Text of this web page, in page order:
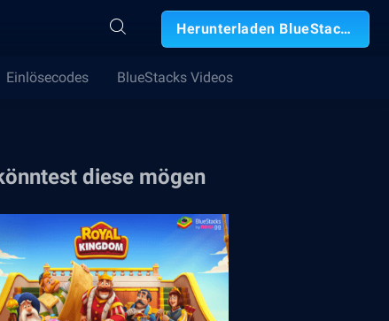
Herunterladen BlueStacks
Einlösecodes BlueStacks Videos
diese mögen